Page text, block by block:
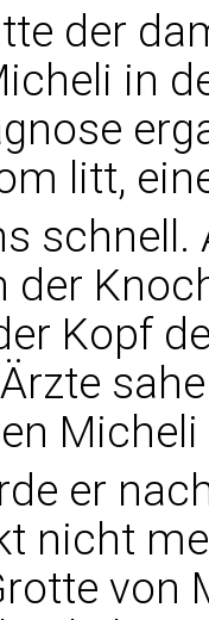
der
in
litt,
der
Kopf
er
nicht
von